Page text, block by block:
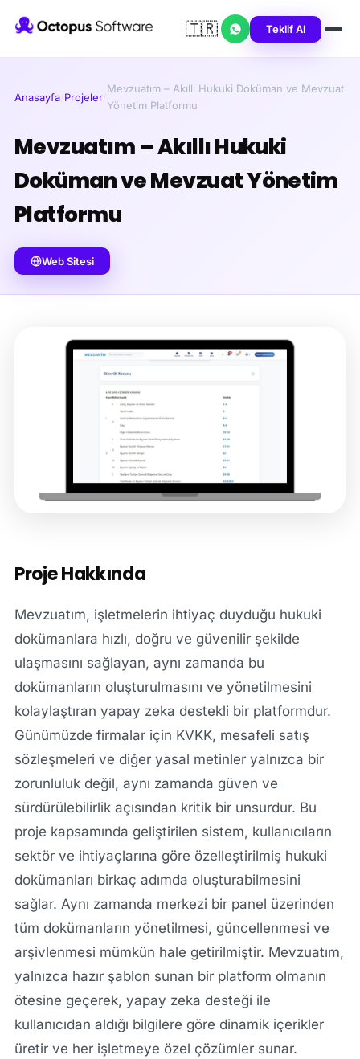
🇹🇷 Teklif Al
Anasayfa/Projeler/
Mevzuatım – Akıllı Hukuki Doküman ve Mevzuat
Yönetim Platformu
Mevzuatım – Akıllı Hukuki
Doküman ve Mevzuat Yönetim
Platformu
Web Sitesi
Proje Hakkında
Mevzuatım, işletmelerin ihtiyaç duyduğu hukuki
dokümanlara hızlı, doğru ve güvenilir şekilde
ulaşmasını sağlayan, aynı zamanda bu
dokümanların oluşturulmasını ve yönetilmesini
kolaylaştıran yapay zeka destekli bir platformdur.
Günümüzde firmalar için KVKK, mesafeli satış
sözleşmeleri ve diğer yasal metinler yalnızca bir
zorunluluk değil, aynı zamanda güven ve
sürdürülebilirlik açısından kritik bir unsurdur. Bu
proje kapsamında geliştirilen sistem, kullanıcıların
sektör ve ihtiyaçlarına göre özelleştirilmiş hukuki
dokümanları birkaç adımda oluşturabilmesini
sağlar. Aynı zamanda merkezi bir panel üzerinden
tüm dokümanların yönetilmesi, güncellenmesi ve
arşivlenmesi mümkün hale getirilmiştir. Mevzuatım,
yalnızca hazır şablon sunan bir platform olmanın
ötesine geçerek, yapay zeka desteği ile
kullanıcıdan aldığı bilgilere göre dinamik içerikler
üretir ve her işletmeye özel çözümler sunar.